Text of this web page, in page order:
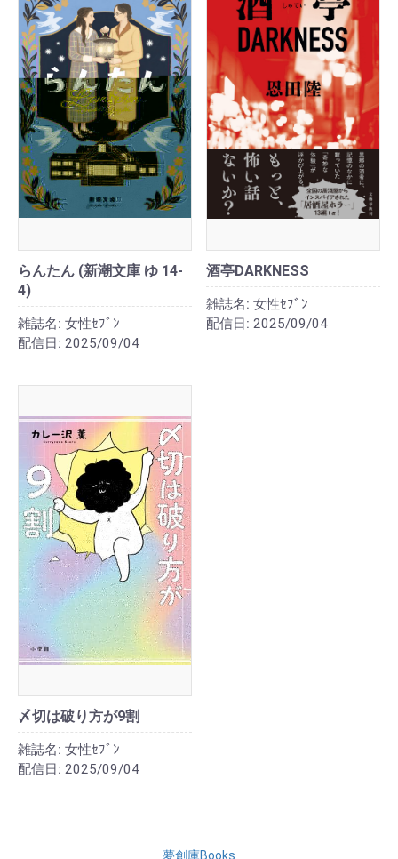
らんたん (新潮文庫 ゆ 14-
4)
雑誌名: 女性ｾﾌﾞﾝ
配信日: 2025/09/04
酒亭DARKNESS
雑誌名: 女性ｾﾌﾞﾝ
配信日: 2025/09/04
〆切は破り方が9割
雑誌名: 女性ｾﾌﾞﾝ
配信日: 2025/09/04
夢創庫Books